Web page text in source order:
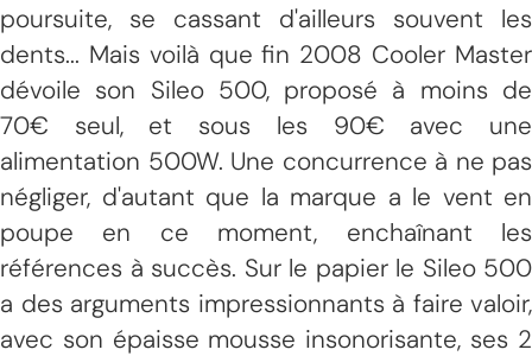
poursuite, se cassant d'ailleurs souvent les
dents... Mais voilà que fin 2008 Cooler Master
dévoile son Sileo 500, proposé à moins de
70€ seul, et sous les 90€ avec une
alimentation 500W. Une concurrence à ne pas
négliger, d'autant que la marque a le vent en
poupe en ce moment, enchaînant les
références à succès. Sur le papier le Sileo 500
a des arguments impressionnants à faire valoir,
avec son épaisse mousse insonorisante, ses 2